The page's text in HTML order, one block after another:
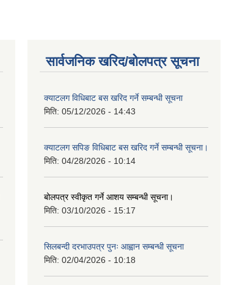
सार्वजनिक खरिद/बोलपत्र सूचना
क्याटलग विधिबाट बस खरिद गर्ने सम्बन्धी सूचना
मिति: 05/12/2026 - 14:43
क्याटलग सपिङ विधिबाट बस खरिद गर्ने सम्बन्धी सूचना।
मिति: 04/28/2026 - 10:14
बोलपत्र स्वीकृत गर्ने आशय सम्बन्धी सूचना।
मिति: 03/10/2026 - 15:17
सिलबन्दी दरभाउपत्र पुनः आह्वान सम्बन्धी सूचना
मिति: 02/04/2026 - 10:18